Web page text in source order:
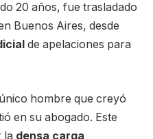
20 años, fue trasladado
Buenos Aires, desde
de apelaciones para
hombre que creyó
en su abogado. Este
la densa carga